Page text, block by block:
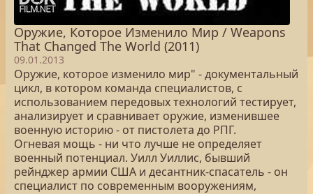
Оружие, Которое Изменило Мир / Weapons
That Changed The World (2011)
09.01.2013
Оружие, которое изменило мир" - документальный
цикл, в котором команда специалистов, с
использованием передовых технологий тестирует,
анализирует и сравнивает оружие, изменившее
военную историю - от пистолета до РПГ.
Огневая мощь - ни что лучше не определяет
военный потенциал. Уилл Уиллис, бывший
рейнджер армии США и десантник-спасатель - он
специалист по современным вооружениям,